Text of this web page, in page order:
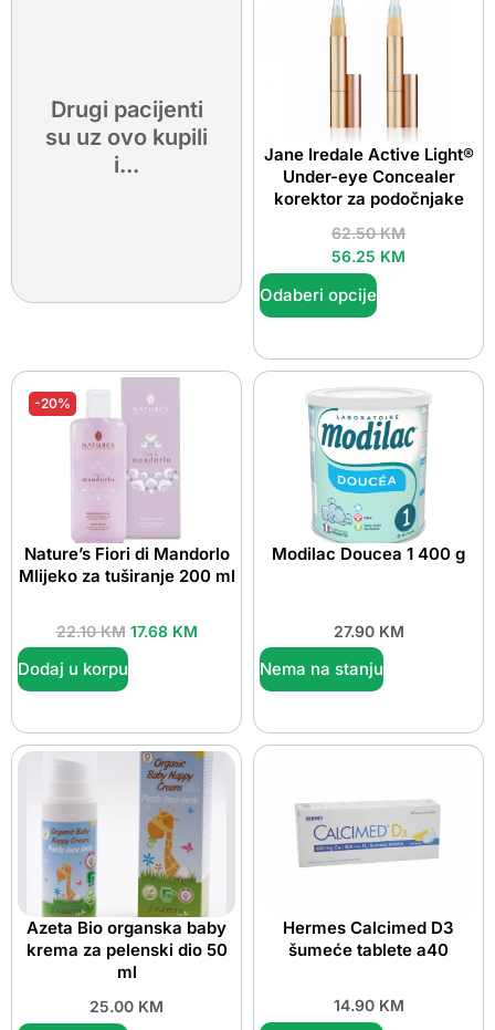
Drugi pacijenti
su uz ovo kupili
i...
Jane Iredale Active Light®
Under-eye Concealer
korektor za podočnjake
62.50KM
56.25 KM
Odaberi opcije
-20%
Nature’s Fiori di Mandorlo
Mlijeko za tuširanje 200 ml
22.10KM 17.68 KM
Dodaj u korpu
Modilac Doucea 1 400 g
27.90 KM
Nema na stanju
Azeta Bio organska baby
krema za pelenski dio 50
ml
25.00 KM
Hermes Calcimed D3
šumeće tablete a40
14.90 KM